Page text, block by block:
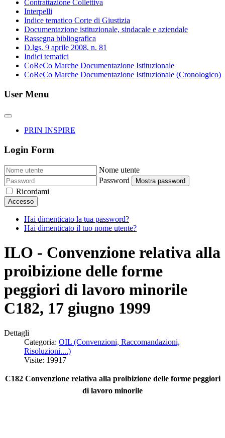
Contrattazione Collettiva
Interpelli
Indice tematico Corte di Giustizia
Documentazione istituzionale, sindacale e aziendale
Rassegna bibliografica
D.lgs. 9 aprile 2008, n. 81
Indici tematici
CoReCo Marche Documentazione Istituzionale
CoReCo Marche Documentazione Istituzionale (Cronologico)
User Menu
PRIN INSPIRE
Login Form
Nome utente
Password
Mostra password
Ricordami
Accesso
Hai dimenticato la tua password?
Hai dimenticato il tuo nome utente?
ILO - Convenzione relativa alla
proibizione delle forme
peggiori di lavoro minorile
C182, 17 giugno 1999
Dettagli
Categoria: OIL (Convenzioni, Raccomandazioni,
Risoluzioni....)
Visite: 19917
C182 Convenzione relativa alla proibizione delle forme peggiori
di lavoro minorile